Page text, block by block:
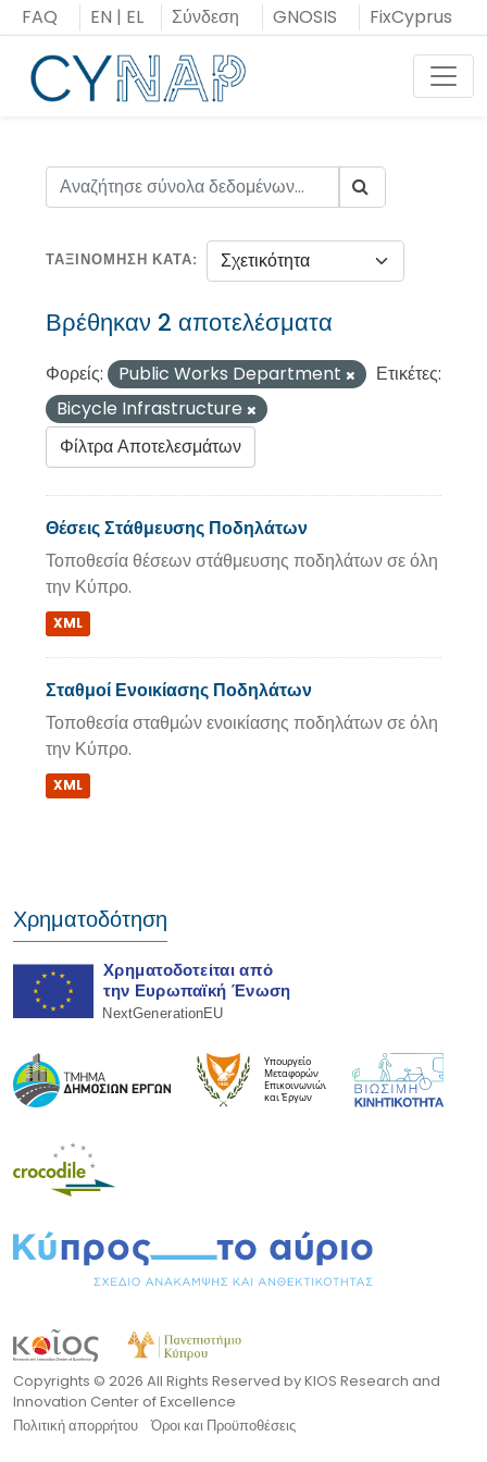
Μεταπήδηση
στο
περιεχόμενο
FAQ EN | EL Σύνδεση GNOSIS FixCyprus
ΤΑΞΙΝΌΜΗΣΗ ΚΑΤΆ
Βρέθηκαν 2 αποτελέσματα
Φορείς: Public Works Department
Ετικέτες:
Bicycle Infrastructure
Φίλτρα Αποτελεσμάτων
Θέσεις Στάθμευσης Ποδηλάτων
Τοποθεσία θέσεων στάθμευσης ποδηλάτων σε όλη
την Κύπρο.
XML
Σταθμοί Ενοικίασης Ποδηλάτων
Τοποθεσία σταθμών ενοικίασης ποδηλάτων σε όλη
την Κύπρο.
XML
Χρηματοδότηση
Copyrights © 2026 All Rights Reserved by KIOS Research and
Innovation Center of Excellence
Πολιτική απορρήτου
Όροι και Προϋποθέσεις